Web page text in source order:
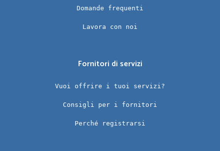
Domande frequenti
Lavora con noi
Fornitori di servizi
Vuoi offrire i tuoi servizi?
Consigli per i fornitori
Perché registrarsi